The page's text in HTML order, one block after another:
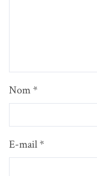
Nom*
E-mail*